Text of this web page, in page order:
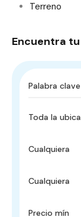
Terreno
Encuentra
Toda la
Cualquiera
Cualquiera
Precio mín